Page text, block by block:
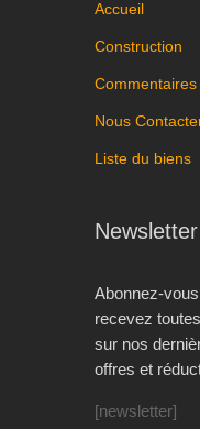
Accueil
Construction
Commentaires
Nous
Liste du biens
Newsletter
Abonnez-
recevez
sur nos
offres et
[newsletter]